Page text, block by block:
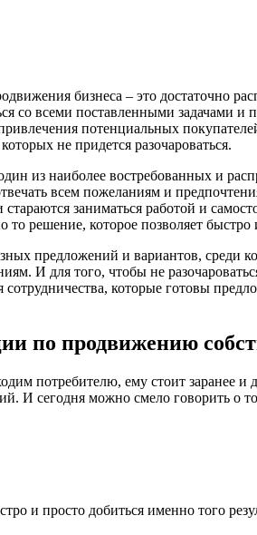
бизнеса – это достаточно
со всеми поставленными задачами и
потенциальных
не придется разочароваться.
из наиболее востребованных и
всем пожеланиям и
заниматься работой и
решение, которое позволяет
предложений и вариантов, среди
И для того, чтобы не
сотрудничества, которые готовы
по продвижению
потребителю, ему стоит заранее и
И сегодня можно смело говорить о
просто добиться именно того